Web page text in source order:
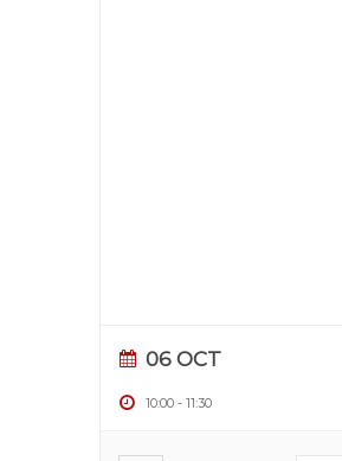
06 OCT
10:00 - 11:30